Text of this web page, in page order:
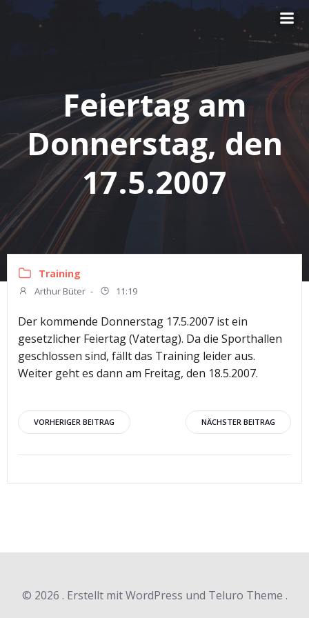
Zum
springen
Feiertag am
Donnerstag, den
17.5.2007
Training
Arthur Büter - 11:19
Der kommende Donnerstag 17.5.2007 ist ein
gesetzlicher Feiertag (Vatertag). Da die Sporthallen
geschlossen sind, fällt das Training leider aus.
Weiter geht es dann am Freitag, den 18.5.2007.
Beitragsnavigation
VORHERIGER BEITRAG NÄCHSTER BEITRAG
© 2026 . Erstellt mit WordPress und Teluro Theme .